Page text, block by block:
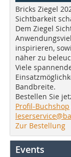
Bricks Ziegel
Sichtbarkeit
Dem Ziegel
inspirieren,
näher zu
Viele
Bandbreite.
Bestellen Sie
Profil-Buchshop
Zur Bestellung
Events